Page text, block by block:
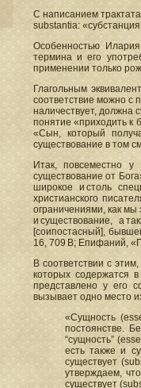
С написанием
substantia:
Особенностью Илария
термина и его
применении только
Глагольным
соответствие можно с
наличествует, должна
понятие «приходить к
«Сын, который
существование в том
Итак, повсеместно
существование от
широкое и столь
христианского
ограничениями, как мы
и существование, а
[соипостасный],
16, 709 В; Епифаний,
В соответствии с
которых содержатся
представлено у его
вызывает одно место
«Сущность
постоянстве.
“сущность”
есть также и
существует
утверждаем,
существует